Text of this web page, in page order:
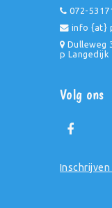
072-
info {at}
Dulleweg
p Langedijk
Volg ons